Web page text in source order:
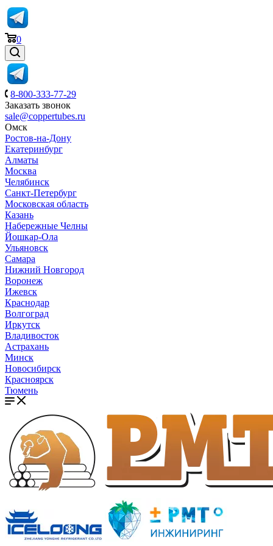
0
8-800-333-77-29
Заказать звонок
sale@coppertubes.ru
Омск
Ростов-на-Дону
Екатеринбург
Алматы
Москва
Челябинск
Санкт-Петербург
Московская область
Казань
Набережные Челны
Йошкар-Ола
Ульяновск
Самара
Нижний Новгород
Воронеж
Ижевск
Краснодар
Волгоград
Иркутск
Владивосток
Астрахань
Минск
Новосибирск
Красноярск
Тюмень